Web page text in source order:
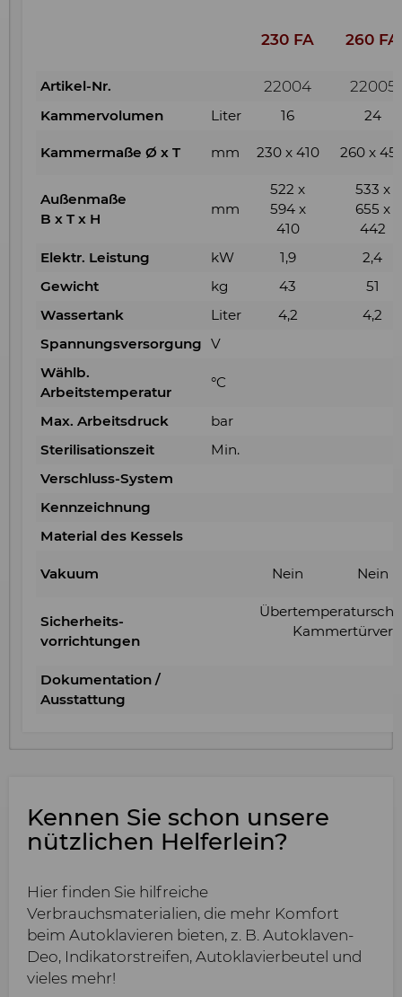
Nutzungsverhaltens ausgewählt
230 FA 260 FA
Artikel-Nr. 22004 22005
Kammervolumen Liter 16 24
Kammermaße Ø x T mm 230 x 410 260 x
Außenmaße
B x T x H
mm
522 x
594 x
410
533 x
655 x
442
Elektr. Leistung
kW 1,9
2,4
Gewicht
kg 43
51
Wassertank
Liter 4,2
4,2
Spannungsversorgung V
Wählb.
Arbeitstemperatur
°C
Max. Arbeitsdruck
bar
Sterilisationszeit
Min.
Verschluss-System
Kennzeichnung
Material des Kessels
Vakuum Nein Nein
Sicherheits-
vorrichtungen
Dokumentation /
Ausstattung
Kennen Sie schon unsere
nützlichen Helferlein?
Hier finden Sie hilfreiche
Verbrauchsmaterialien, die mehr Komfort
beim Autoklavieren bieten, z. B. Autoklaven-
Deo, Indikatorstreifen, Autoklavierbeutel und
vieles mehr!